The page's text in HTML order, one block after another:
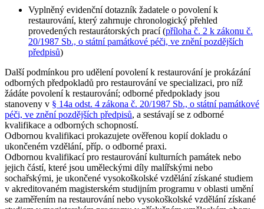
Vyplněný evidenční dotazník žadatele o povolení k
restaurování, který zahrnuje chronologický přehled
provedených restaurátorských prací (příloha č. 2 k zákonu č.
20/1987 Sb., o státní památkové péči, ve znění pozdějších
předpisů)
Další podmínkou pro udělení povolení k restaurování je prokázání
odborných předpokladů pro restaurování ve specializaci, pro níž
žádáte povolení k restaurování; odborné předpoklady jsou
stanoveny v § 14a odst. 4 zákona č. 20/1987 Sb., o státní památkové
péči, ve znění pozdějších předpisů, a sestávají se z odborné
kvalifikace a odborných schopností.
Odbornou kvalifikaci prokazujete ověřenou kopií dokladu o
ukončeném vzdělání, příp. o odborné praxi.
Odbornou kvalifikací pro restaurování kulturních památek nebo
jejich částí, které jsou uměleckými díly malířskými nebo
sochařskými, je ukončené vysokoškolské vzdělání získané studiem
v akreditovaném magisterském studijním programu v oblasti umění
se zaměřením na restaurování nebo vysokoškolské vzdělání získané